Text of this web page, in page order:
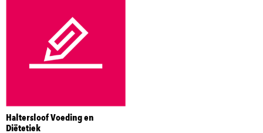
Haltersloof Voeding en
Diëtetiek